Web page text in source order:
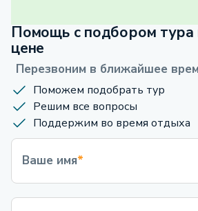
Помощь с подбором тура
цене
Перезвоним в ближайшее
Поможем подобрать тур
Решим все вопросы
Поддержим во время отдыха
Ваше имя*